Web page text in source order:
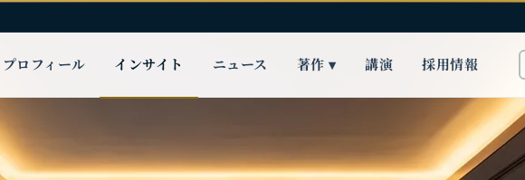
プロフィール インサイト ニュース 著作 ▾ 講演 採用情報